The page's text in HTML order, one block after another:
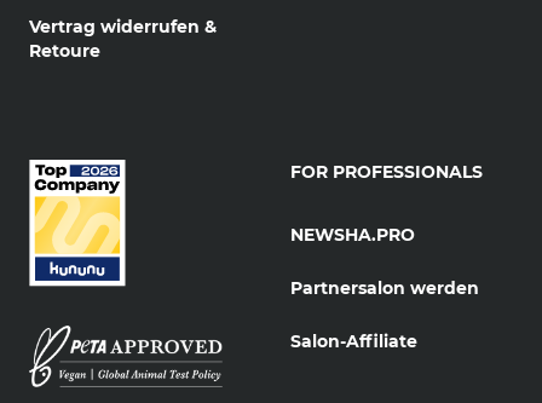
Vertrag widerrufen &
Retoure
FOR PROFESSIONALS
NEWSHA.PRO
Partnersalon werden
Salon-Affiliate